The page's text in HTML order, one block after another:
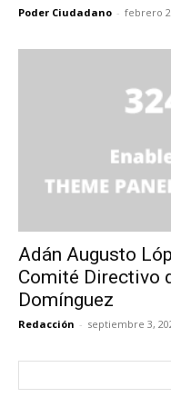
Poder Ciudadano - febrero
Adán Augusto
Comité Directivo
Domínguez
Redacción - septiembre 3,